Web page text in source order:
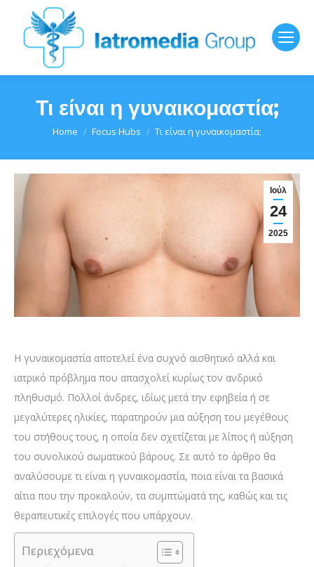
Τι είναι η γυναικομαστία;
You are here:
Home Focus Hubs Τι είναι η γυναικομαστία;
Ιούλ
24
2025
Η γυναικομαστία αποτελεί ένα συχνό αισθητικό αλλά και
ιατρικό πρόβλημα που απασχολεί κυρίως τον ανδρικό
πληθυσμό. Πολλοί άνδρες, ιδίως μετά την εφηβεία ή σε
μεγαλύτερες ηλικίες, παρατηρούν μια αύξηση του μεγέθους
του στήθους τους, η οποία δεν σχετίζεται με λίπος ή αύξηση
του συνολικού σωματικού βάρους. Σε αυτό το άρθρο θα
αναλύσουμε τι είναι η γυναικομαστία, ποια είναι τα βασικά
αίτια που την προκαλούν, τα συμπτώματά της, καθώς και τις
θεραπευτικές επιλογές που υπάρχουν.
Περιεχόμενα